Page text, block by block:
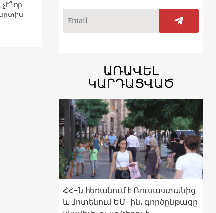
որ
ԱՌԱՎԵԼ
ԿԱՐԴԱՑՎԱԾ
ՀՀ-ն հեռանում է Ռուսաստանից
և մոտենում ԵՄ-ին. գործընթացը